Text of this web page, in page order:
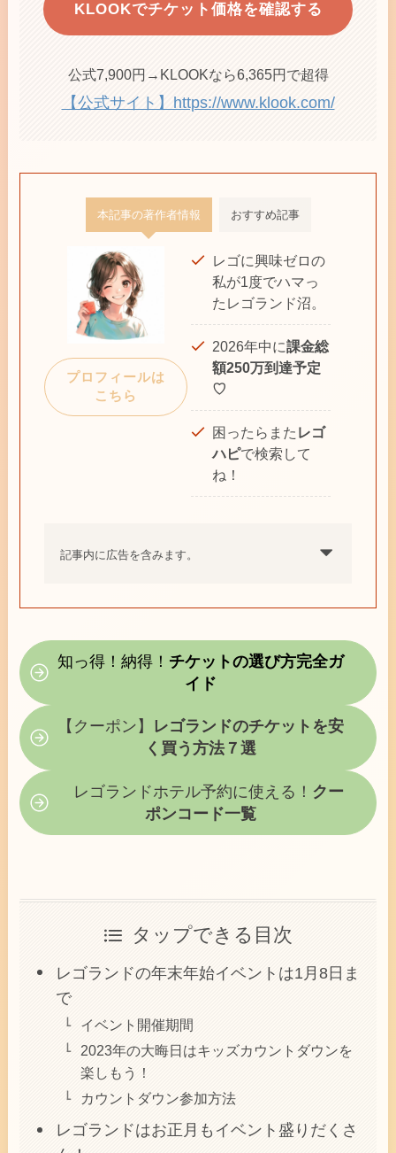
KLOOKでチケット価格を確認する
公式7,900円→KLOOKなら6,365円で超得
【公式サイト】https://www.klook.com/
本記事の著作者情報 おすすめ記事
プロフィールは
こちら
レゴに興味ゼロの
私が1度でハマっ
たレゴランド沼。
2026年中に課金総
額250万到達予定
♡
困ったらまた レゴ
ハピで検索して
ね！
記事内に広告を含みます。
知っ得！納得！ チケットの選び方完全ガ
イド
【クーポン】
レゴランドのチケットを安
く買う方法７選
レゴランドホテル予約に使える！ クー
ポンコード一覧
タップできる目次
レゴランドの年末年始イベントは1月8日ま
で
イベント開催期間
2023年の大晦日はキッズカウントダウンを
楽しもう！
カウントダウン参加方法
レゴランドはお正月もイベント盛りだくさ